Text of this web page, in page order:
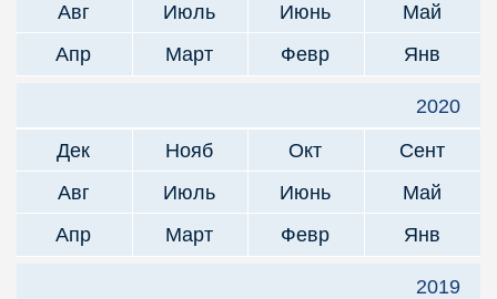
Авг
Июль Июнь
Май
Апр
Март Февр Янв
2020
Дек
Нояб Окт
Сент
Авг
Июль Июнь
Май
Апр
Март Февр Янв
2019